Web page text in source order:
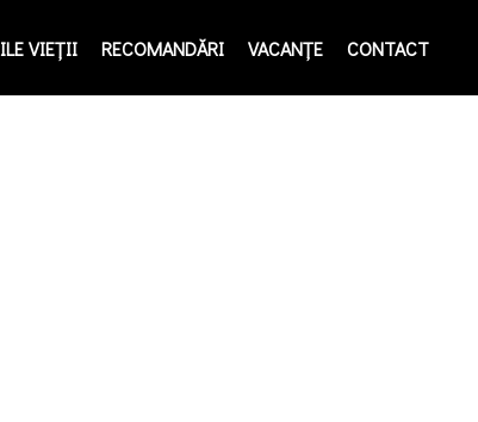
VIEŢII RECOMANDĂRI VACANȚE CONTACT